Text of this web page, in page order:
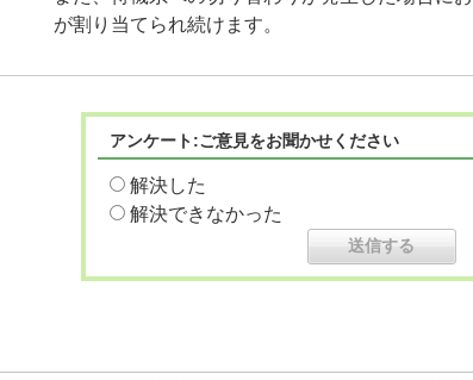
が割り当てられ続けます。
アンケート:ご意見をお聞かせください
解決した
解決できなかった